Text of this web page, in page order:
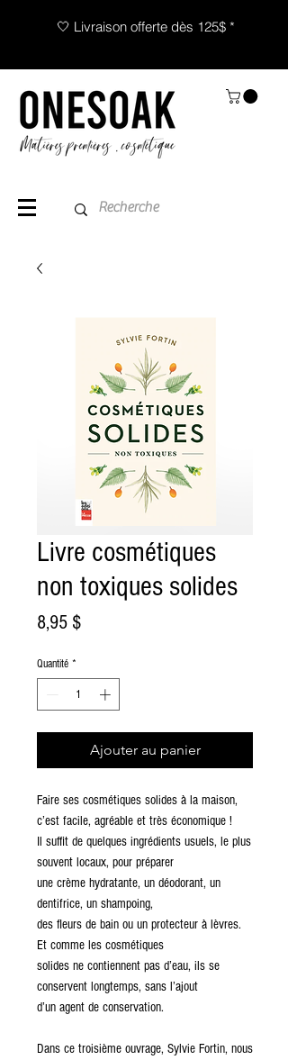
🤍 Livraison offerte dès 125$ *
Livre cosmétiques
non toxiques solides
8,95 $Prix
Quantité *
Ajouter au panier
Faire ses cosmétiques solides à la maison,
c’est facile, agréable et très économique !
Il suffit de quelques ingrédients usuels, le plus
souvent locaux, pour préparer
une crème hydratante, un déodorant, un
dentifrice, un shampoing,
des fleurs de bain ou un protecteur à lèvres.
Et comme les cosmétiques
solides ne contiennent pas d’eau, ils se
conservent longtemps, sans l’ajout
d’un agent de conservation.
Dans ce troisième ouvrage, Sylvie Fortin, nous